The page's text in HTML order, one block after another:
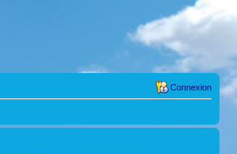
Connexion